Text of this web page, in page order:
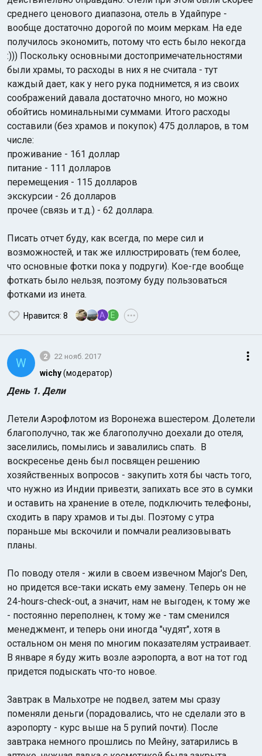
среднего ценового диапазона, отель в Удайпуре -
вообще достаточно дорогой по моим меркам. На еде
получилось экономить, потому что есть было некогда
:))) Поскольку основными достопримечательностями
были храмы, то расходы в них я не считала - тут
каждый дает, как у него рука поднимется, я из своих
соображений давала достаточно много, но можно
обойтись номинальными суммами. Итого расходы
составили (без храмов и покупок) 475 долларов, в том
числе:
проживание - 161 доллар
питание - 111 долларов
перемещения - 115 долларов
экскурсии - 26 долларов
прочее (связь и т.д.) - 62 доллара.
Писать отчет буду, как всегда, по мере сил и
возможностей, и так же иллюстрировать (тем более,
что основные фотки пока у подруги). Кое-где вообще
фоткать было нельзя, поэтому буду пользоваться
фотками из инета.
Нравится: 8 A E •••
W 2 22 нояб. 2017
wichy(модератор)
День 1. Дели
Летели Аэрофлотом из Воронежа вшестером. Долетели
благополучно, так же благополучно доехали до отеля,
заселились, помылись и завалились спать. В
воскресенье день был посвящен решению
хозяйственных вопросов - закупить хотя бы часть того,
что нужно из Индии привезти, запихать все это в сумки
и оставить на хранение в отеле, подключить телефоны,
сходить в пару храмов и ты.ды. Поэтому с утра
пораньше мы вскочили и помчали реализовывать
планы.
По поводу отеля - жили в своем извечном Major's Den,
но придется все-таки искать ему замену. Теперь он не
24-hours-check-out, а значит, нам не выгоден, к тому же
- постоянно переполнен, к тому же - там сменился
менеджмент, и теперь они иногда "чудят", хотя в
остальном он меня по многим показателям устраивает.
В январе я буду жить возле аэропорта, а вот на тот год
придется подыскать что-то новое.
Завтрак в Мальхотре не подвел, затем мы сразу
поменяли деньги (порадовались, что не сделали это в
аэропорту - курс выше на 5 рупий почти). После
завтрака немного прошлись по Мейну, затарились в